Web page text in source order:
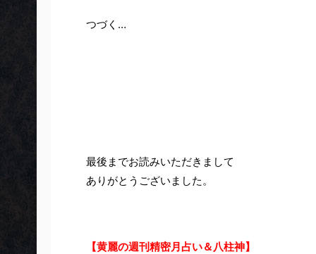
つづく…
最後までお読みいただきまして
ありがとうございました。
【黄麗の週刊精密月占い＆八柱神】